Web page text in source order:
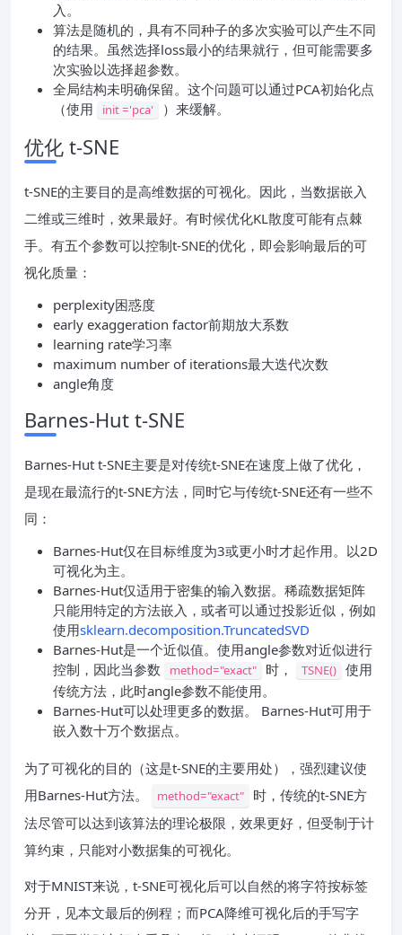
入。
算法是随机的，具有不同种子的多次实验可以产生不同
的结果。虽然选择loss最小的结果就行，但可能需要多
次实验以选择超参数。
全局结构未明确保留。这个问题可以通过PCA初始化点
（使用
init ='pca' ）来缓解。
优化 t-SNE
t-SNE的主要目的是高维数据的可视化。因此，当数据嵌入
二维或三维时，效果最好。有时候优化KL散度可能有点棘
手。有五个参数可以控制t-SNE的优化，即会影响最后的可
视化质量：
perplexity困惑度
early exaggeration factor前期放大系数
learning rate学习率
maximum number of iterations最大迭代次数
angle角度
Barnes-Hut t-SNE
Barnes-Hut t-SNE主要是对传统t-SNE在速度上做了优化，
是现在最流行的t-SNE方法，同时它与传统t-SNE还有一些不
同：
Barnes-Hut仅在目标维度为3或更小时才起作用。以2D
可视化为主。
Barnes-Hut仅适用于密集的输入数据。稀疏数据矩阵
只能用特定的方法嵌入，或者可以通过投影近似，例如
使用sklearn.decomposition.TruncatedSVD
Barnes-Hut是一个近似值。使用angle参数对近似进行
控制，因此当参数
method="exact" 时， TSNE() 使用
传统方法，此时angle参数不能使用。
Barnes-Hut可以处理更多的数据。 Barnes-Hut可用于
嵌入数十万个数据点。
为了可视化的目的（这是t-SNE的主要用处），强烈建议使
用Barnes-Hut方法。
method="exact"
时，传统的t-SNE方
法尽管可以达到该算法的理论极限，效果更好，但受制于计
算约束，只能对小数据集的可视化。
对于MNIST来说，t-SNE可视化后可以自然的将字符按标签
分开，见本文最后的例程；而PCA降维可视化后的手写字